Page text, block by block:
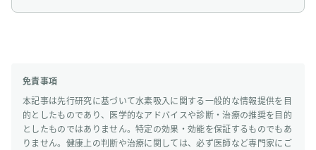
免責事項
本記事は先行研究に基づいて水素吸入に関する一般的な情報提供を目
的としたものであり、医学的なアドバイスや診断・治療の推奨を目的
としたものではありません。特定の効果・効能を保証するものでもあ
りません。健康上の判断や治療に関しては、必ず医師など専門家にご